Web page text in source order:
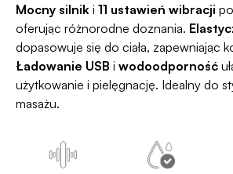
Mocny silnik i 11 ustawień wibracji
oferując różnorodne doznania.
dopasowuje się do ciała, zapewniając
Ładowanie USB i wodoodporność
użytkowanie i pielęgnację. Idealny do
masażu.